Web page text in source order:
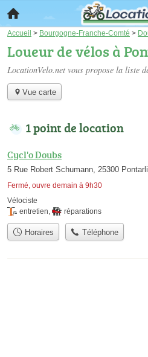
Accueil > Bourgogne-Franche-Comté >
Loueur de vélos à
LocationVelo.net vous propose la liste
Vue carte
1 point de location
Cycl'o Doubs
5 Rue Robert Schumann, 25300
Fermé, ouvre demain à 9h30
Vélociste
entretien, réparations
Horaires Téléphone